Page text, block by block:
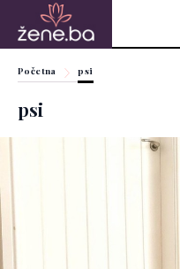
Početna psi
psi